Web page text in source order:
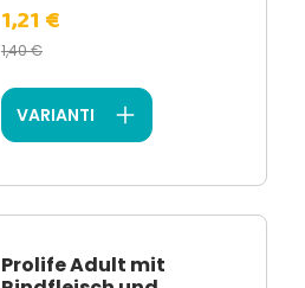
1,21 €
1,40 €
VARIANTI
Prolife Adult mit